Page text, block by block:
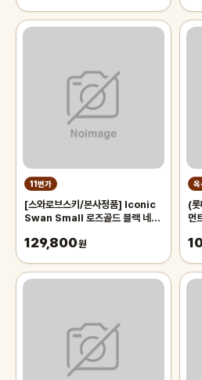
11번가
[스와로브스키/본사정품] Iconic
Swan Small 로즈골드 블랙 네크
129,800원
옥
(
먼